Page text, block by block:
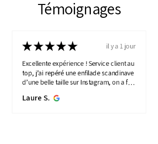
Témoignages
★★★★★
il y a 1 jour
Excellente expérience ! Service client au
top, j’ai repéré une enfilade scandinave
d’une belle taille sur Instagram, on a fait
plus...MONTRE PLUS
Laure S.